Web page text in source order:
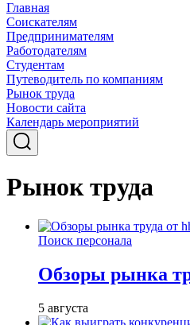
Главная
Соискателям
Предпринимателям
Работодателям
Студентам
Путеводитель по компаниям
Рынок труда
Новости сайта
Календарь мероприятий
Рынок труда
Поиск персонала
Обзоры рынка
5 августа